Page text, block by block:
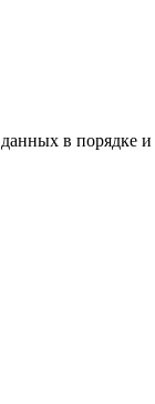
в порядке и